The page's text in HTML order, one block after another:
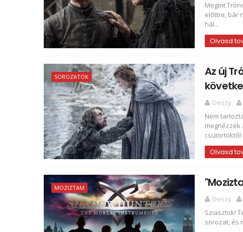
Megint
előttre, bár
hál...
Olvasd
SOROZATOK
Az új
Deszy
Nem
megnézzék
csütörtöktől
Olvasd
MOZIZTAM
Deszy
Sziasztok!
sorozat, és